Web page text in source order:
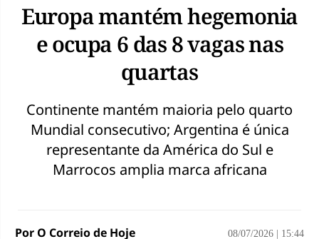
Europa mantém hegemonia
e ocupa 6 das 8 vagas nas
quartas
Continente mantém maioria pelo quarto
Mundial consecutivo; Argentina é única
representante da América do Sul e
Marrocos amplia marca africana
Por O Correio de Hoje 08/07/2026 15:44